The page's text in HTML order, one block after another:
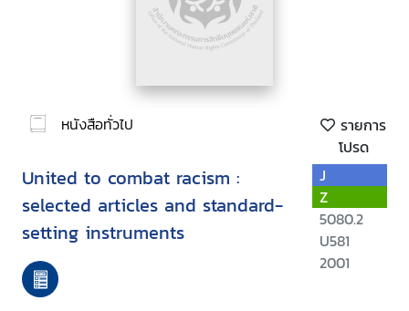
หนังสือทั่วไป
รายการ
โปรด
United to combat racism :
selected articles and standard-
setting instruments
J
Z
5080.2
U581
2001